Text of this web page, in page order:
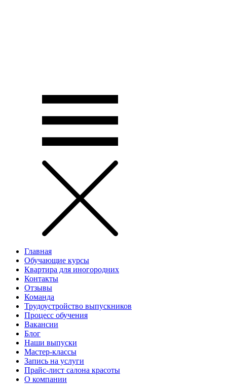
Главная
Обучающие курсы
Квартира для иногородних
Контакты
Отзывы
Команда
Трудоустройство выпускников
Процесс обучения
Вакансии
Блог
Наши выпуски
Мастер-классы
Запись на услуги
Прайс-лист салона красоты
О компании